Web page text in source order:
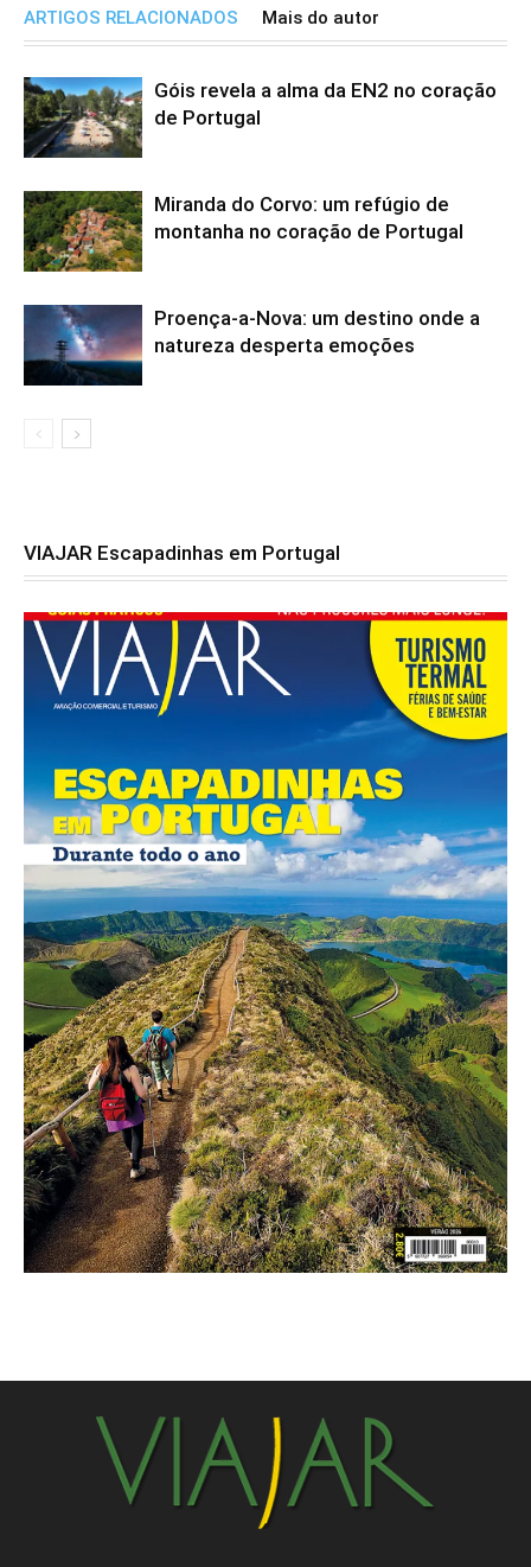
ARTIGOS RELACIONADOS Mais do autor
Góis revela a alma da EN2 no coração
de Portugal
Miranda do Corvo: um refúgio de
montanha no coração de Portugal
Proença-a-Nova: um destino onde a
natureza desperta emoções
VIAJAR Escapadinhas em Portugal